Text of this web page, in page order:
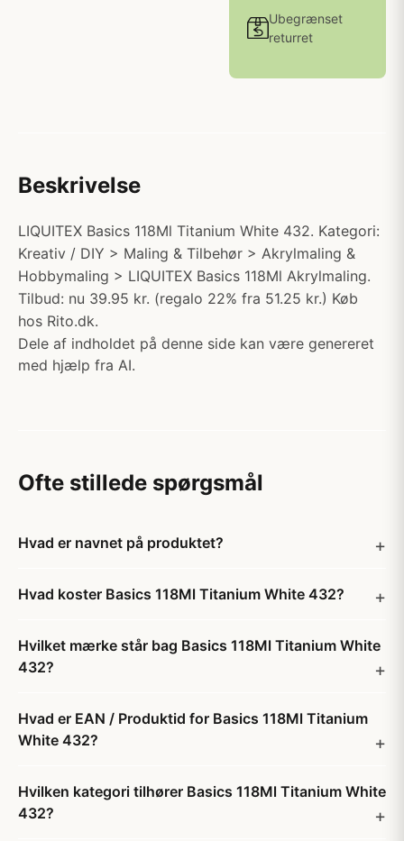
Ubegrænset
returret
Beskrivelse
LIQUITEX Basics 118Ml Titanium White 432. Kategori:
Kreativ / DIY > Maling & Tilbehør > Akrylmaling &
Hobbymaling > LIQUITEX Basics 118Ml Akrylmaling.
Tilbud: nu 39.95 kr. (regalo 22% fra 51.25 kr.) Køb
hos Rito.dk.
Dele af indholdet på denne side kan være genereret
med hjælp fra AI.
Ofte stillede spørgsmål
Hvad er navnet på produktet?
Hvad koster Basics 118Ml Titanium White 432?
Hvilket mærke står bag Basics 118Ml Titanium White
432?
Hvad er EAN / Produktid for Basics 118Ml Titanium
White 432?
Hvilken kategori tilhører Basics 118Ml Titanium White
432?